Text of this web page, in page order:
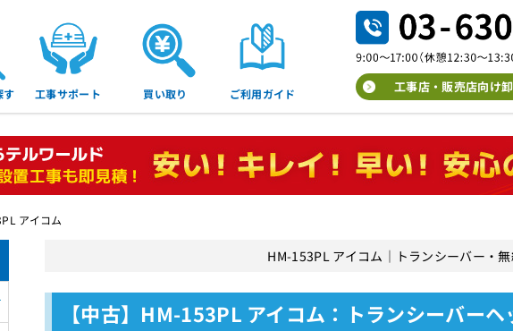
す 工事サポート 買い取り ご利用ガイド 工事店・販売店向け
アイコム
HM-153PL アイコム｜トランシーバー・
【中古】HM-153PL アイコム：トランシーバー